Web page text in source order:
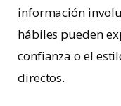
información
hábiles pueden
confianza o el
directos.